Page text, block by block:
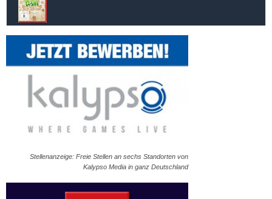
Stellenanzeige: Freie Stellen an sechs Standorten von
Kalypso Media in ganz Deutschland